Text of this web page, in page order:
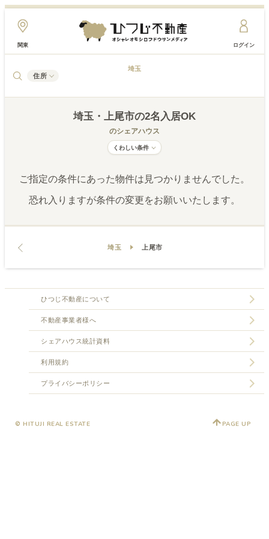
関東 ログイン
住所
埼玉
埼玉 ・上尾市の2名入居OK
のシェアハウス
くわしい条件
ご指定の条件にあった物件は見つかりませんでした。
恐れ入りますが条件の変更をお願いいたします。
埼玉 上尾市
ひつじ不動産について
不動産事業者様へ
シェアハウス統計資料
利用規約
プライバシーポリシー
© HITUJI REAL ESTATE PAGE UP